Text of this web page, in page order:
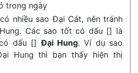
trong ngày
nhiều sao Đại Cát, nên tránh
Các sao tốt có dấu [] là
dấu []Đại Hung. Ví dụ sao
Hung thì bạn thấy hiện thị